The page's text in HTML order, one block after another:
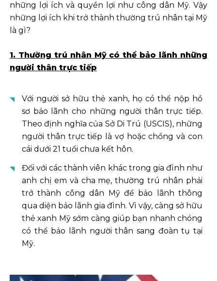
những lợi ích và quyền lợi như công dân Mỹ. Vậy
những lợi ích khi trở thành thường trú nhân tại Mỹ
là gì?
1. Thường trú nhân Mỹ có thể bảo lãnh những
người thân trực tiếp
Với người sở hữu thẻ xanh, họ có thể nộp hồ
sơ bảo lãnh cho những người thân trực tiếp.
Theo định nghĩa của Sở Di Trú (USCIS), những
người thân trực tiếp là vợ hoặc chồng và con
cái dưới 21 tuổi chưa kết hôn.
Đối với các thành viên khác trong gia đình như
anh chị em và cha mẹ, thường trú nhân phải
trở thành công dân Mỹ để bảo lãnh thông
qua diện bảo lãnh gia đình. Vì vậy, càng sở hữu
thẻ xanh Mỹ sớm càng giúp bạn nhanh chóng
có thể bảo lãnh người thân sang đoàn tụ tại
Mỹ.